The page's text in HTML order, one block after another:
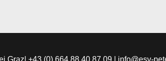
Graz| +43 (0) 664 88 40 87 09 | info@esv-